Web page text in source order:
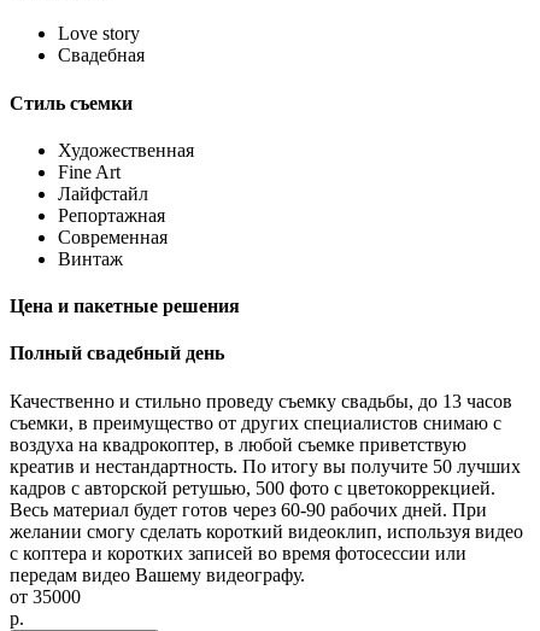
Love story
Свадебная
Стиль съемки
Художественная
Fine Art
Лайфстайл
Репортажная
Современная
Винтаж
Цена и пакетные решения
Полный свадебный день
Качественно и стильно проведу съемку свадьбы, до 13 часов
съемки, в преимущество от других специалистов снимаю с
воздуха на квадрокоптер, в любой съемке приветствую
креатив и нестандартность. По итогу вы получите 50 лучших
кадров с авторской ретушью, 500 фото с цветокоррекцией.
Весь материал будет готов через 60-90 рабочих дней. При
желании смогу сделать короткий видеоклип, используя видео
с коптера и коротких записей во время фотосессии или
передам видео Вашему видеографу.
от 35000
p.